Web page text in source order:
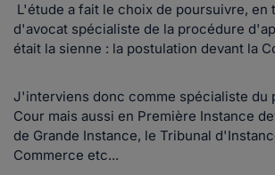
L'étude a fait le choix de poursuivre, en
d'avocat spécialiste de la procédure
était la sienne : la postulation devant la
J'interviens donc comme spécialiste du
Cour mais aussi en Première Instance
de Grande Instance, le Tribunal
Commerce etc...